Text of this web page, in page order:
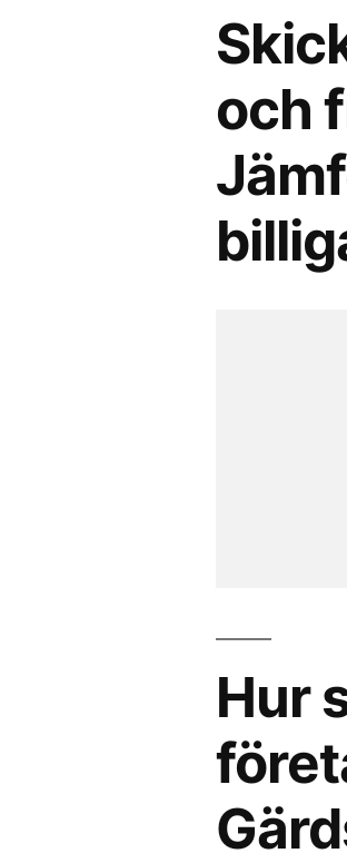
och
Hur